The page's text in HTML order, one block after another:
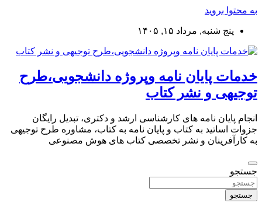
به محتوا بروید
پنج شنبه, مرداد ۱۵, ۱۴۰۵
خدمات پایان نامه وپروژه دانشجویی،طرح
توجیهی و نشر کتاب
انجام پایان نامه های کارشناسی ارشد و دکتری، تبدیل رایگان
جزوات اساتید به کتاب و پایان نامه به کتاب، مشاوره طرح توجیهی
به کارآفرینان و نشر تخصصی کتاب های هوش مصنوعی
جستجو
جستجو